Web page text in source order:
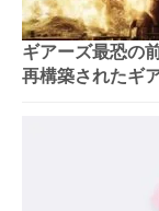
ギアーズ最恐の
再構築されたギ